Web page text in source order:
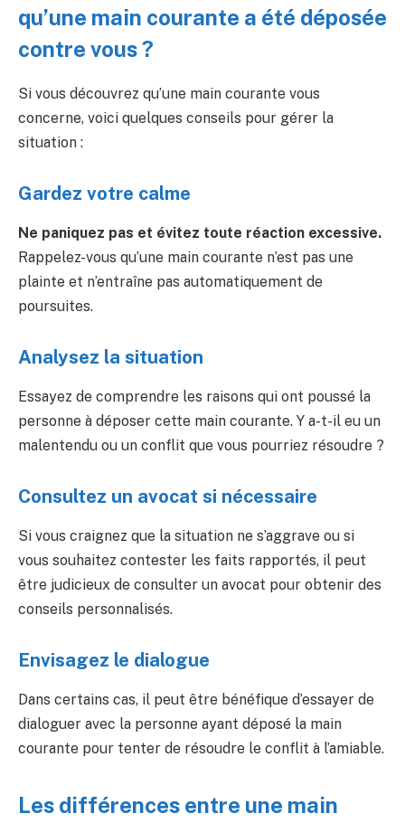
qu’une main courante a été déposée
contre vous ?
Si vous découvrez qu’une main courante vous
concerne, voici quelques conseils pour gérer la
situation :
Gardez votre calme
Ne paniquez pas et évitez toute réaction excessive.
Rappelez-vous qu’une main courante n’est pas une
plainte et n’entraîne pas automatiquement de
poursuites.
Analysez la situation
Essayez de comprendre les raisons qui ont poussé la
personne à déposer cette main courante. Y a-t-il eu un
malentendu ou un conflit que vous pourriez résoudre ?
Consultez un avocat si nécessaire ‍
Si vous craignez que la situation ne s’aggrave ou si
vous souhaitez contester les faits rapportés, il peut
être judicieux de consulter un avocat pour obtenir des
conseils personnalisés.
Envisagez le dialogue
Dans certains cas, il peut être bénéfique d’essayer de
dialoguer avec la personne ayant déposé la main
courante pour tenter de résoudre le conflit à l’amiable.
Les différences entre une main